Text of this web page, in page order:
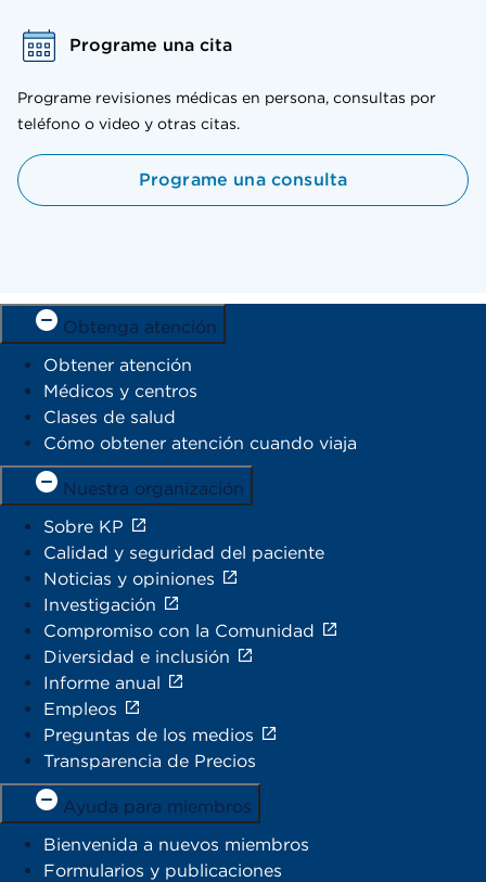
Programe una cita
Programe revisiones médicas en persona, consultas por
teléfono o video y otras citas.
Programe una consulta
Obtenga atención
Obtener atención
Médicos y centros
Clases de salud
Cómo obtener atención cuando viaja
Nuestra organización
Sobre KP
Calidad y seguridad del paciente
Noticias y opiniones
Investigación
Compromiso con la Comunidad
Diversidad e inclusión
Informe anual
Empleos
Preguntas de los medios
Transparencia de Precios
Ayuda para miembros
Bienvenida a nuevos miembros
Formularios y publicaciones